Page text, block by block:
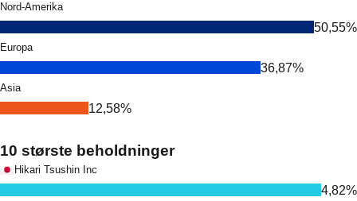
Nord-Amerika
50,55%
Europa
36,87%
Asia
12,58%
10 største beholdninger
Hikari Tsushin Inc
4,82%